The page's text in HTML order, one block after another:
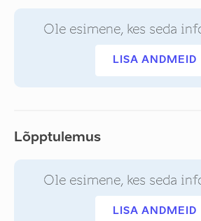
Ole esimene, kes seda
LISA ANDMEID
Lõpptulemus
Ole esimene, kes seda
LISA ANDMEID